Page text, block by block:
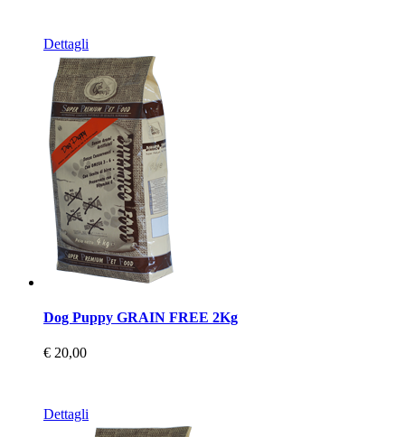
Dettagli
Dog Puppy GRAIN FREE 2Kg
€ 20,00
Dettagli